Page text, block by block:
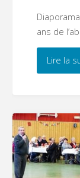
ans de
Lire la